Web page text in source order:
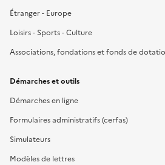
Étranger - Europe
Loisirs - Sports - Culture
Associations, fondations et fonds de
Démarches et outils
Démarches en ligne
Formulaires administratifs (cerfas)
Simulateurs
Modèles de lettres